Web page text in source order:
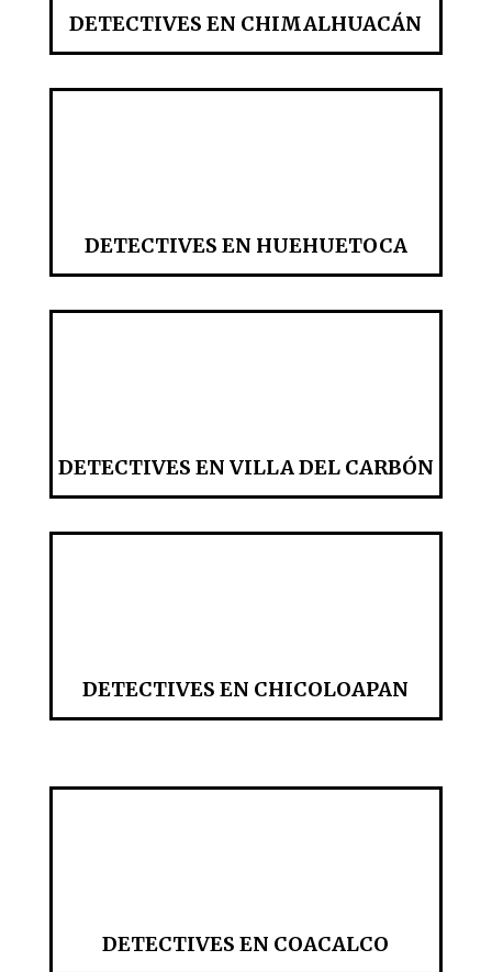
DETECTIVES EN CHIMALHUACÁN
DETECTIVES EN HUEHUETOCA
DETECTIVES EN VILLA DEL CARBÓN
DETECTIVES EN CHICOLOAPAN
DETECTIVES EN COACALCO